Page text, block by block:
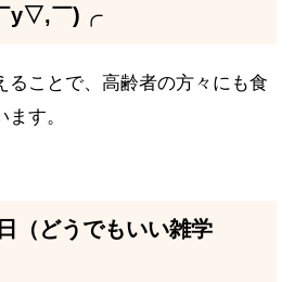
y▽,￣)╭
ることで、高齢者の方々にも食
す。
（どうでもいい雑学